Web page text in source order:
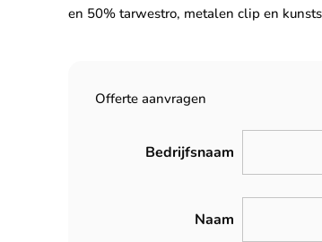
en 50% tarwestro, metalen clip en
Offerte aanvragen
Bedrijfsnaam
Naam